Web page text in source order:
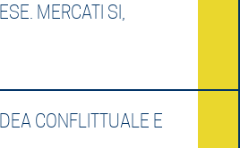
MERCATI SI,
CONFLITTUALE E